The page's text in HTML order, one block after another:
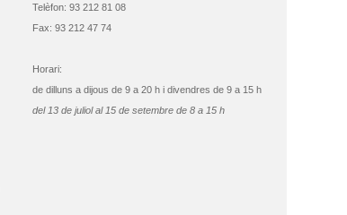
Telèfon: 93 212 81 08
Fax: 93 212 47 74
Horari:
de dilluns a dijous de 9 a 20 h i divendres de 9 a 15 h
del 13 de juliol al 15 de setembre de 8 a 15 h